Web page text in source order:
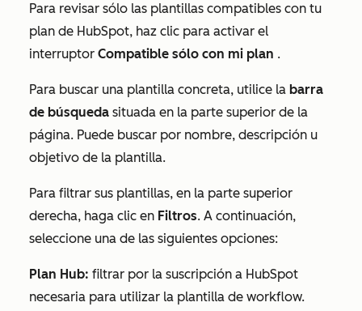
Para revisar sólo las plantillas compatibles con tu
plan de HubSpot, haz clic para activar el
interruptor Compatible sólo con mi plan .
Para buscar una plantilla concreta, utilice la barra
de búsqueda situada en la parte superior de la
página. Puede buscar por nombre, descripción u
objetivo de la plantilla.
Para filtrar sus plantillas, en la parte superior
derecha, haga clic en Filtros. A continuación,
seleccione una de las siguientes opciones:
Plan Hub: filtrar por la suscripción a HubSpot
necesaria para utilizar la plantilla de workflow.